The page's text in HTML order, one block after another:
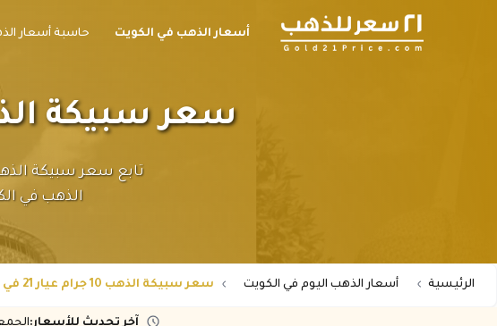
أسعار الذهب في الكويت حاسبة أسعار
سعر سبيكة الذهب ١٠ جرام عيار
الذهب في
الرئيسية أسعار الذهب اليوم في الكويت سعر سبيكة الذهب 10 جرام عيار 21 في الكويت
آخر تحديث للأسعار: